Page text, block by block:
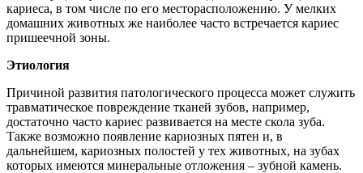
кариеса, в том числе по его месторасположению. У мелких
домашних животных же наиболее часто встречается кариес
пришеечной зоны.
Этиология
Причиной развития патологического процесса может служить
травматическое повреждение тканей зубов, например,
достаточно часто кариес развивается на месте скола зуба.
Также возможно появление кариозных пятен и, в
дальнейшем, кариозных полостей у тех животных, на зубах
которых имеются минеральные отложения – зубной камень.